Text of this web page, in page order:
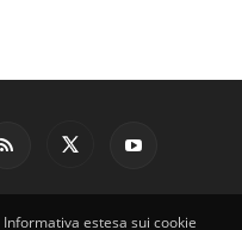
Informativa estesa sui cookie